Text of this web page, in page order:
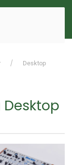
Desktop